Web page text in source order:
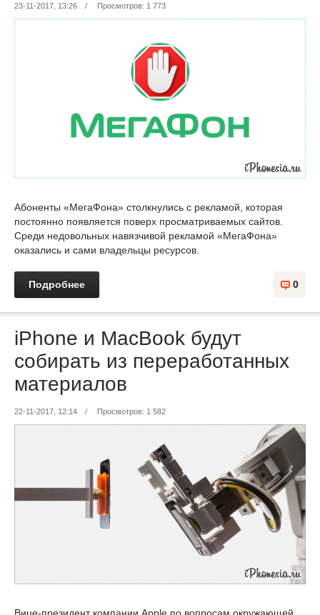
23-11-2017, 13:26 / Просмотров: 1 773
Абоненты «МегаФона» столкнулись с рекламой, которая
постоянно появляется поверх просматриваемых сайтов.
Среди недовольных навязчивой рекламой «МегаФона»
оказались и сами владельцы ресурсов.
Подробнее 0
iPhone и MacBook будут
собирать из переработанных
материалов
22-11-2017, 12:14 / Просмотров: 1 582